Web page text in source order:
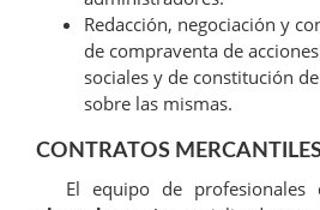
Redacción, negociación y
de compraventa de
sociales y de constitución
sobre las mismas.
CONTRATOS
El equipo de profesionales